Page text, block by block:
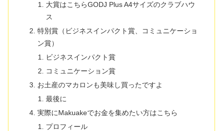
大賞はこちらGODJ Plus A4サイズのクラブハウ
ス
特別賞（ビジネスインパクト賞、コミュニケーショ
ン賞）
ビジネスインパクト賞
コミュニケーション賞
お土産のマカロンも美味し買ったですよ
最後に
実際にMakuakeでお金を集めたい方はこちら
プロフィール